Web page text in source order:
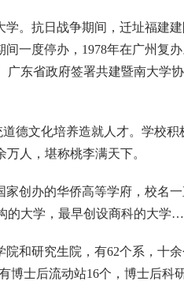
。抗日战争期间，迁址福建
一度停办，1978年在广州复
东省政府签署共建暨南大学
德文化培养造就人才。学校
人，堪称桃李满天下。
创办的华侨高等学府，校名
的大学，最早创设商科的大学
和研究生院，有62个系，十
士后流动站16个，博士后科